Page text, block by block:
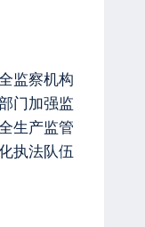
监察机构
门加强监
生产监管
执法队伍